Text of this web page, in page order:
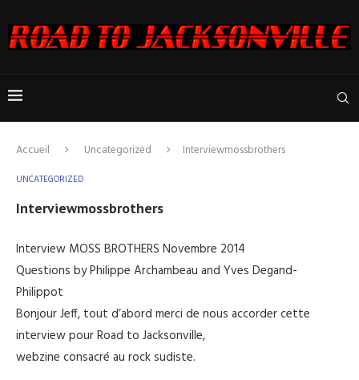
Accueil Uncategorized Interviewmossbrothers
UNCATEGORIZED
Interviewmossbrothers
Interview MOSS BROTHERS Novembre 2014
Questions by Philippe Archambeau and Yves Degand-
Philippot
Bonjour Jeff, tout d’abord merci de nous accorder cette
interview pour Road to Jacksonville,
webzine consacré au rock sudiste.